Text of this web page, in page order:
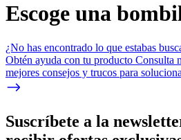
Escoge una
¿No has encontrado lo que estabas
Obtén ayuda con tu producto Consulta
mejores consejos y trucos para
Suscríbete a la